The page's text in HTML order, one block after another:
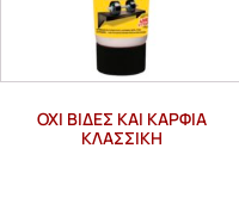
ΌΧΙ ΒΊΔΕΣ ΚΑΙ ΚΑΡΦΙΆ
ΚΛΑΣΣΙΚΉ